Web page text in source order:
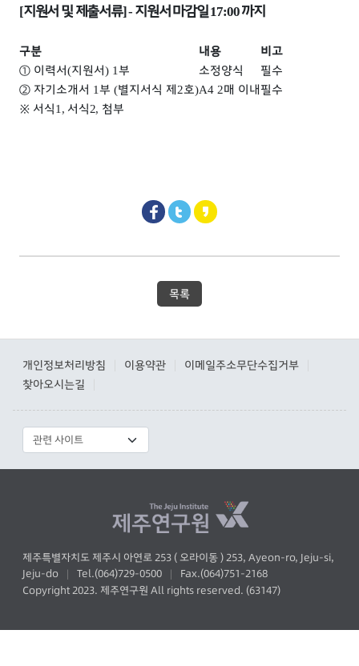
[지원서 및 제출서류] - 지원서 마감일17:00까지
구분 내용
비고
① 이력서(지원서) 1부 소정양식
필수
② 자기소개서 1부 (별지서식 제2호)A4 2매 이내필수
※ 서식1, 서식2, 첨부
목록
개인정보처리방침 이용약관 이메일주소무단수집거부
찾아오시는길
제주특별자치도 제주시 아연로 253 ( 오라이동 ) 253, Ayeon-ro, Jeju-si,
Jeju-do
| Tel.(064)729-0500 |
Fax.(064)751-2168
Copyright 2023. 제주연구원 All rights reserved. (63147)